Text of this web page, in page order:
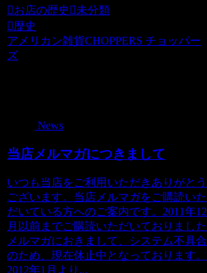
お店の歴史
未分類
歴史
アメリカン雑貨CHOPPERS チョッパー
ズ
News
当店メルマガにつきまして
いつも当店をご利用いただきありがとう
ございます。当店メルマガをご購読いた
だいている方へのご案内です。2011年12
月以前までご購読いただいておりました
メルマガにおきまして、システム不具合
のため、現在休止中となっております。
2012年1月より...